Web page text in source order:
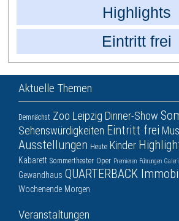
Highlights
Eintritt frei
Aktuelle Themen
Demnächst Zoo Leipzig Dinner-Show
Sehenswürdigkeiten Eintritt frei
Ausstellungen Heute Kinder
Kabarett Sommertheater Oper Premieren Führungen
Gewandhaus QUARTERBACK
Wochenende Morgen
Veranstaltungen